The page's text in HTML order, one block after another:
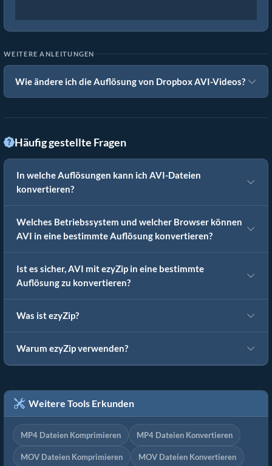
WEITERE ANLEITUNGEN
Wie ändere ich die Auflösung von Dropbox AVI-Videos?
Häufig gestellte Fragen
In welche Auflösungen kann ich AVI-Dateien
konvertieren?
Welches Betriebssystem und welcher Browser können
AVI in eine bestimmte Auflösung konvertieren?
Ist es sicher, AVI mit ezyZip in eine bestimmte
Auflösung zu konvertieren?
Was ist ezyZip?
Warum ezyZip verwenden?
Weitere Tools Erkunden
MP4 Dateien Komprimieren MP4 Dateien Konvertieren
MOV Dateien Komprimieren MOV Dateien Konvertieren